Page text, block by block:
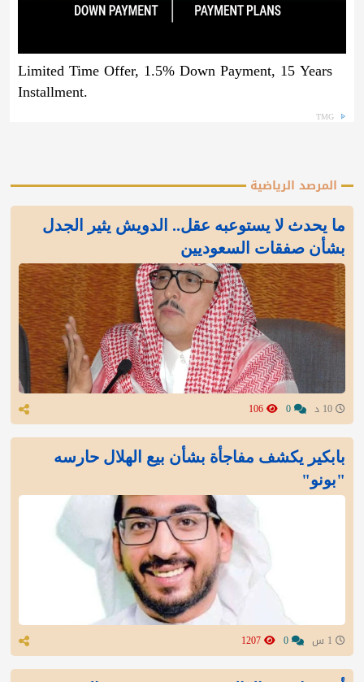
Limited Time Offer, 1.5% Down Payment, 15 Years
Installment.
TMG
المرصد الرياضية
ما يحدث لا يستوعبه عقل.. الدويش يثير الجدل
بشأن صفقات السعوديين
بابكير يكشف مفاجأة بشأن بيع الهلال حارسه
"بونو"